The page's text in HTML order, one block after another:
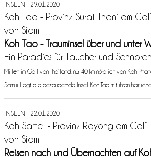
INSELN - 29.01.2020
Koh Tao - Provinz Surat Thani am Golf
von Siam
Koh Tao - Trauminsel über und unter
Ein Paradies für Taucher und
Mitten im Golf von Thailand, nur 40 km nördlich von Koh
Samui liegt die bezaubernde Insel Koh Tao mit ihren
INSELN - 22.01.2020
Koh Samet - Provinz Rayong am Golf
von Siam
Reisen nach und Übernachten auf